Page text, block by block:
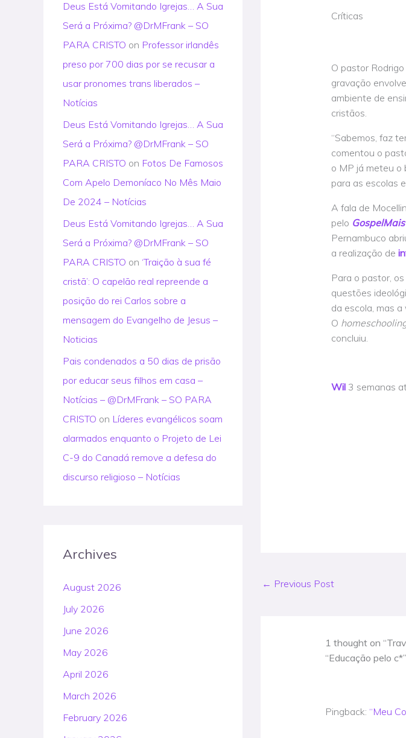
Deus Está Vomitando Igrejas… A Sua
Será a Próxima? @DrMFrank – SO
PARA CRISTO on Professor irlandês
preso por 700 dias por se recusar a
usar pronomes trans liberados –
Notícias
Deus Está Vomitando Igrejas… A Sua
Será a Próxima? @DrMFrank – SO
PARA CRISTO on Fotos De Famosos
Com Apelo Demoníaco No Mês Maio
De 2024 – Notícias
Deus Está Vomitando Igrejas… A Sua
Será a Próxima? @DrMFrank – SO
PARA CRISTO on ‘Traição à sua fé
cristã’: O capelão real repreende a
posição do rei Carlos sobre a
mensagem do Evangelho de Jesus –
Noticias
Pais condenados a 50 dias de prisão
por educar seus filhos em casa –
Notícias – @DrMFrank – SO PARA
CRISTO on Líderes evangélicos soam
alarmados enquanto o Projeto de Lei
C-9 do Canadá remove a defesa do
discurso religioso – Notícias
Archives
August 2026
July 2026
June 2026
May 2026
April 2026
March 2026
February 2026
Críticas
O pastor
gravação
ambiente de
cristãos.
“Sabemos, faz
comentou o
o MP já meteu o
para as escolas
A fala de
pelo GospelMais
Pernambuco
a realização de
Para o pastor,
questões
da escola, mas
O
concluiu.
Wil 3 semanas
← Previous Post
1 thought on
“Educação pelo
Pingback: “Meu